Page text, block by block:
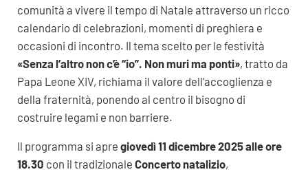
comunità a vivere il tempo di Natale attraverso un ricco
calendario di celebrazioni, momenti di preghiera e
occasioni di incontro. Il tema scelto per le festività
«Senza l’altro non c’è “io”. Non muri ma ponti», tratto da
Papa Leone XIV, richiama il valore dell’accoglienza e
della fraternità, ponendo al centro il bisogno di
costruire legami e non barriere.
Il programma si apre giovedì 11 dicembre 2025 alle ore
18.30 con il tradizionale Concerto natalizio,